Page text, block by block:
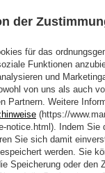
der
für das
Funktionen
und
von uns als auch
Partnern. Weitere
(https://
notice.html). Indem Sie
Sie sich damit
werden. Sie
Speicherung oder den